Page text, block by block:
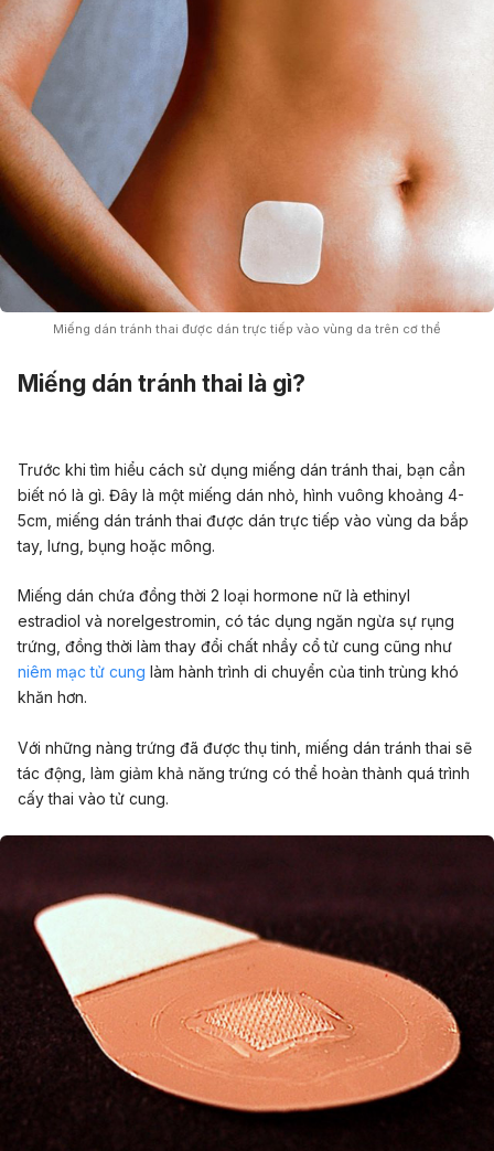
Miếng dán tránh thai được dán trực tiếp vào vùng da trên cơ thể
Miếng dán tránh thai là gì?
Trước khi tìm hiểu cách sử dụng miếng dán tránh thai, bạn cần
biết nó là gì. Đây là một miếng dán nhỏ, hình vuông khoảng 4-
5cm, miếng dán tránh thai được dán trực tiếp vào vùng da bắp
tay, lưng, bụng hoặc mông.
Miếng dán chứa đồng thời 2 loại hormone nữ là ethinyl
estradiol và norelgestromin, có tác dụng ngăn ngừa sự rụng
trứng, đồng thời làm thay đổi chất nhầy cổ tử cung cũng như
niêm mạc tử cung làm hành trình di chuyển của tinh trùng khó
khăn hơn.
Với những nàng trứng đã được thụ tinh, miếng dán tránh thai sẽ
tác động, làm giảm khả năng trứng có thể hoàn thành quá trình
cấy thai vào tử cung.